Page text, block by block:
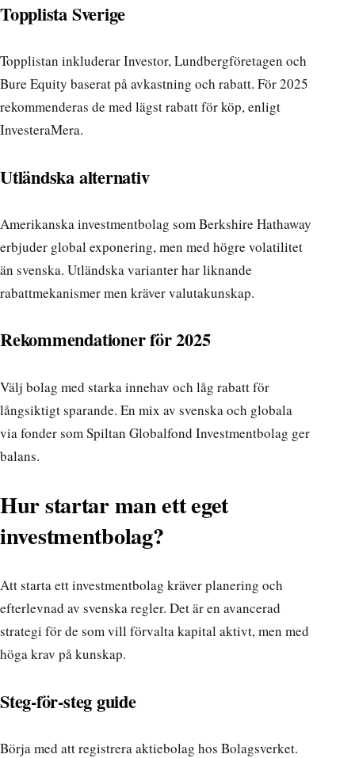
Topplista Sverige
Topplistan inkluderar Investor, Lundbergföretagen och
Bure Equity baserat på avkastning och rabatt. För 2025
rekommenderas de med lägst rabatt för köp, enligt
InvesteraMera.
Utländska alternativ
Amerikanska investmentbolag som Berkshire Hathaway
erbjuder global exponering, men med högre volatilitet
än svenska. Utländska varianter har liknande
rabattmekanismer men kräver valutakunskap.
Rekommendationer för 2025
Välj bolag med starka innehav och låg rabatt för
långsiktigt sparande. En mix av svenska och globala
via fonder som Spiltan Globalfond Investmentbolag ger
balans.
Hur startar man ett eget
investmentbolag?
Att starta ett investmentbolag kräver planering och
efterlevnad av svenska regler. Det är en avancerad
strategi för de som vill förvalta kapital aktivt, men med
höga krav på kunskap.
Steg-för-steg guide
Börja med att registrera aktiebolag hos Bolagsverket.